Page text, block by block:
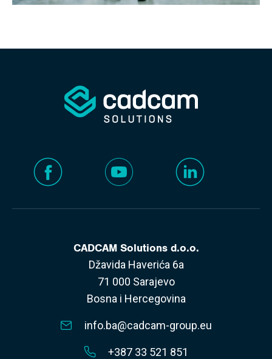
CADCAM Solutions d.o.o.
Džavida Haverića 6a
71 000 Sarajevo
Bosna i Hercegovina
info.ba@cadcam-group.eu
+387 33 521 851